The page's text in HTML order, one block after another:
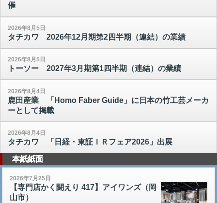
催
2026年8月5日
タチカワ 2026年12月期第2四半期（連結）の業績
2026年8月5日
トーソー 2027年3月期第1四半期（連結）の業績
2026年8月4日
鹿田産業 「Homo Faber Guide」に日本の竹工芸メーカ
ーとして掲載
2026年8月4日
タチカワ 「日経・東証ＩＲフェア2026」出展
本紙紙面
2026年7月25日
【専門店かく闘えり 417】アイワンズ（岡
山市）